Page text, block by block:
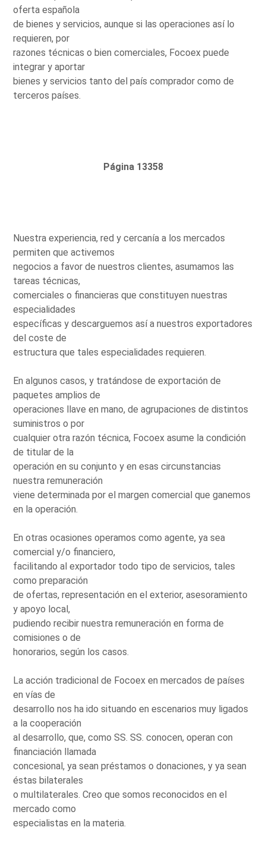
oferta española
de bienes y servicios, aunque si las operaciones así lo
requieren, por
razones técnicas o bien comerciales, Focoex puede
integrar y aportar
bienes y servicios tanto del país comprador como de
terceros países.
Página 13358
Nuestra experiencia, red y cercanía a los mercados
permiten que activemos
negocios a favor de nuestros clientes, asumamos las
tareas técnicas,
comerciales o financieras que constituyen nuestras
especialidades
específicas y descarguemos así a nuestros exportadores
del coste de
estructura que tales especialidades requieren.
En algunos casos, y tratándose de exportación de
paquetes amplios de
operaciones llave en mano, de agrupaciones de distintos
suministros o por
cualquier otra razón técnica, Focoex asume la condición
de titular de la
operación en su conjunto y en esas circunstancias
nuestra remuneración
viene determinada por el margen comercial que ganemos
en la operación.
En otras ocasiones operamos como agente, ya sea
comercial y/o financiero,
facilitando al exportador todo tipo de servicios, tales
como preparación
de ofertas, representación en el exterior, asesoramiento
y apoyo local,
pudiendo recibir nuestra remuneración en forma de
comisiones o de
honorarios, según los casos.
La acción tradicional de Focoex en mercados de países
en vías de
desarrollo nos ha ido situando en escenarios muy ligados
a la cooperación
al desarrollo, que, como SS. SS. conocen, operan con
financiación llamada
concesional, ya sean préstamos o donaciones, y ya sean
éstas bilaterales
o multilaterales. Creo que somos reconocidos en el
mercado como
especialistas en la materia.